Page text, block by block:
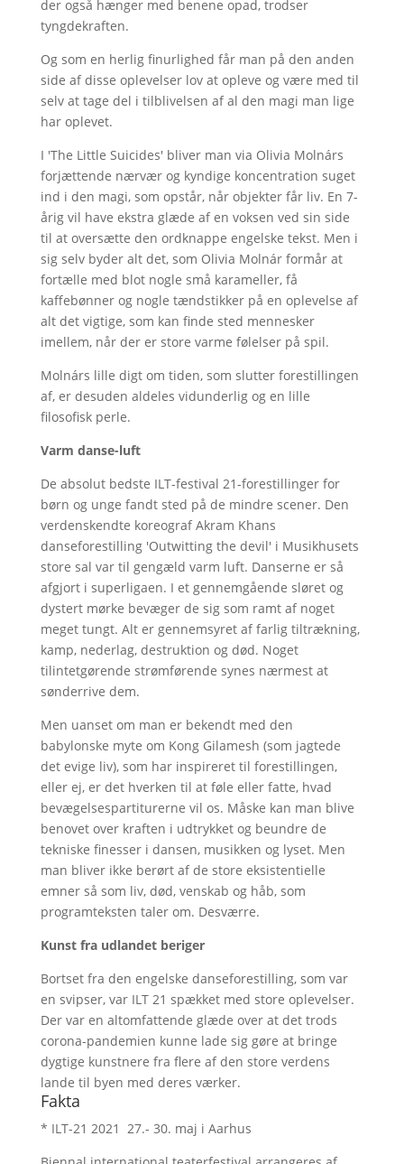
der også hænger med benene opad, trodser
tyngdekraften.
Og som en herlig finurlighed får man på den anden
side af disse oplevelser lov at opleve og være med til
selv at tage del i tilblivelsen af al den magi man lige
har oplevet.
I 'The Little Suicides' bliver man via Olivia Molnárs
forjættende nærvær og kyndige koncentration suget
ind i den magi, som opstår, når objekter får liv. En 7-
årig vil have ekstra glæde af en voksen ved sin side
til at oversætte den ordknappe engelske tekst. Men i
sig selv byder alt det, som Olivia Molnár formår at
fortælle med blot nogle små karameller, få
kaffebønner og nogle tændstikker på en oplevelse af
alt det vigtige, som kan finde sted mennesker
imellem, når der er store varme følelser på spil.
Molnárs lille digt om tiden, som slutter forestillingen
af, er desuden aldeles vidunderlig og en lille
filosofisk perle.
Varm danse-luft
De absolut bedste ILT-festival 21-forestillinger for
børn og unge fandt sted på de mindre scener. Den
verdenskendte koreograf Akram Khans
danseforestilling 'Outwitting the devil' i Musikhusets
store sal var til gengæld varm luft. Danserne er så
afgjort i superligaen. I et gennemgående sløret og
dystert mørke bevæger de sig som ramt af noget
meget tungt. Alt er gennemsyret af farlig tiltrækning,
kamp, nederlag, destruktion og død. Noget
tilintetgørende strømførende synes nærmest at
sønderrive dem.
Men uanset om man er bekendt med den
babylonske myte om Kong Gilamesh (som jagtede
det evige liv), som har inspireret til forestillingen,
eller ej, er det hverken til at føle eller fatte, hvad
bevægelsespartiturerne vil os. Måske kan man blive
benovet over kraften i udtrykket og beundre de
tekniske finesser i dansen, musikken og lyset. Men
man bliver ikke berørt af de store eksistentielle
emner så som liv, død, venskab og håb, som
programteksten taler om. Desværre.
Kunst fra udlandet beriger
Bortset fra den engelske danseforestilling, som var
en svipser, var ILT 21 spækket med store oplevelser.
Der var en altomfattende glæde over at det trods
corona-pandemien kunne lade sig gøre at bringe
dygtige kunstnere fra flere af den store verdens
lande til byen med deres værker.
Fakta
* ILT-21 2021 27.- 30. maj i Aarhus